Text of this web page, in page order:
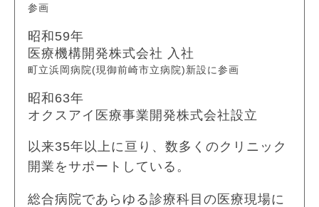
参画
昭和59年
医療機構開発株式会社 入社
町立浜岡病院(現御前崎市立病院)新設に参画
昭和63年
オクスアイ医療事業開発株式会社設立
以来35年以上に亘り、数多くのクリニック
開業をサポートしている。
総合病院であらゆる診療科目の医療現場に